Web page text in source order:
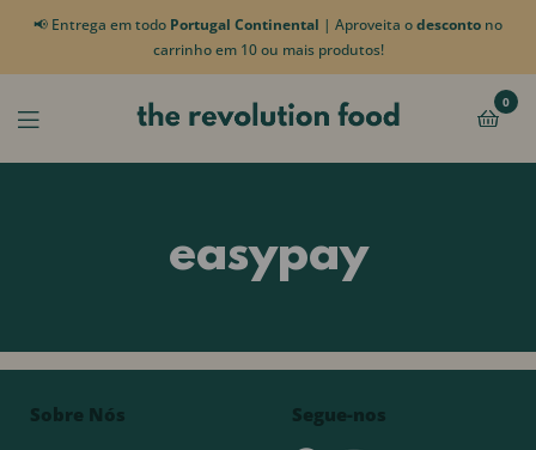
📢 Entrega em todo Portugal Continental | Aproveita odesconto no
carrinho em 10 ou mais produtos!
0
easypay
Sobre Nós Segue-nos